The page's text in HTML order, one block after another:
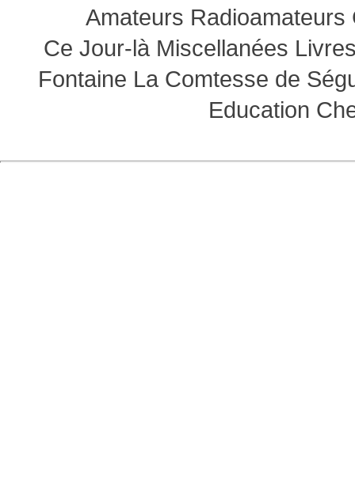
Amateurs Radioamateurs
Ce Jour-là Miscellanées
Fontaine La Comtesse de
Education